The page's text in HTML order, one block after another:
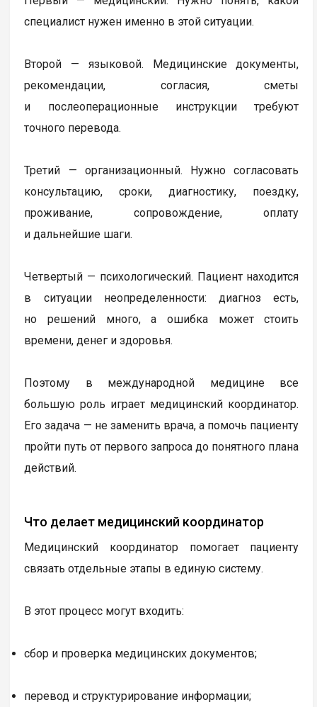
специалист нужен именно в этой ситуации.
Второй — языковой. Медицинские документы,
рекомендации, согласия, сметы
и послеоперационные инструкции требуют
точного перевода.
Третий — организационный. Нужно согласовать
консультацию, сроки, диагностику, поездку,
проживание, сопровождение, оплату
и дальнейшие шаги.
Четвертый — психологический. Пациент находится
в ситуации неопределенности: диагноз есть,
но решений много, а ошибка может стоить
времени, денег и здоровья.
Поэтому в международной медицине все
большую роль играет медицинский координатор.
Его задача — не заменить врача, а помочь пациенту
пройти путь от первого запроса до понятного плана
действий.
Что делает медицинский координатор
Медицинский координатор помогает пациенту
связать отдельные этапы в единую систему.
В этот процесс могут входить:
сбор и проверка медицинских документов;
перевод и структурирование информации;